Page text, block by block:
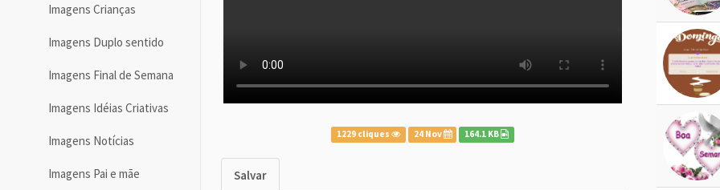
Imagens Crianças
Imagens Duplo sentido
Imagens Final de Semana
Imagens Idéias Criativas
Imagens Notícias
Imagens Pai e mãe
1229 cliques 24 Nov 164.1 KB
Salvar